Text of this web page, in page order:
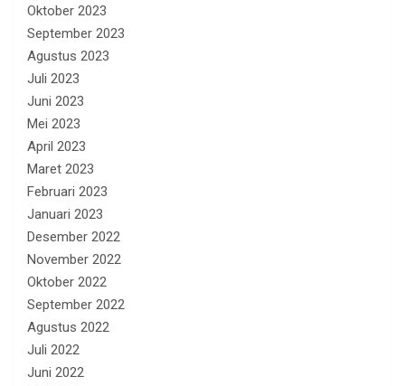
Oktober 2023
September 2023
Agustus 2023
Juli 2023
Juni 2023
Mei 2023
April 2023
Maret 2023
Februari 2023
Januari 2023
Desember 2022
November 2022
Oktober 2022
September 2022
Agustus 2022
Juli 2022
Juni 2022